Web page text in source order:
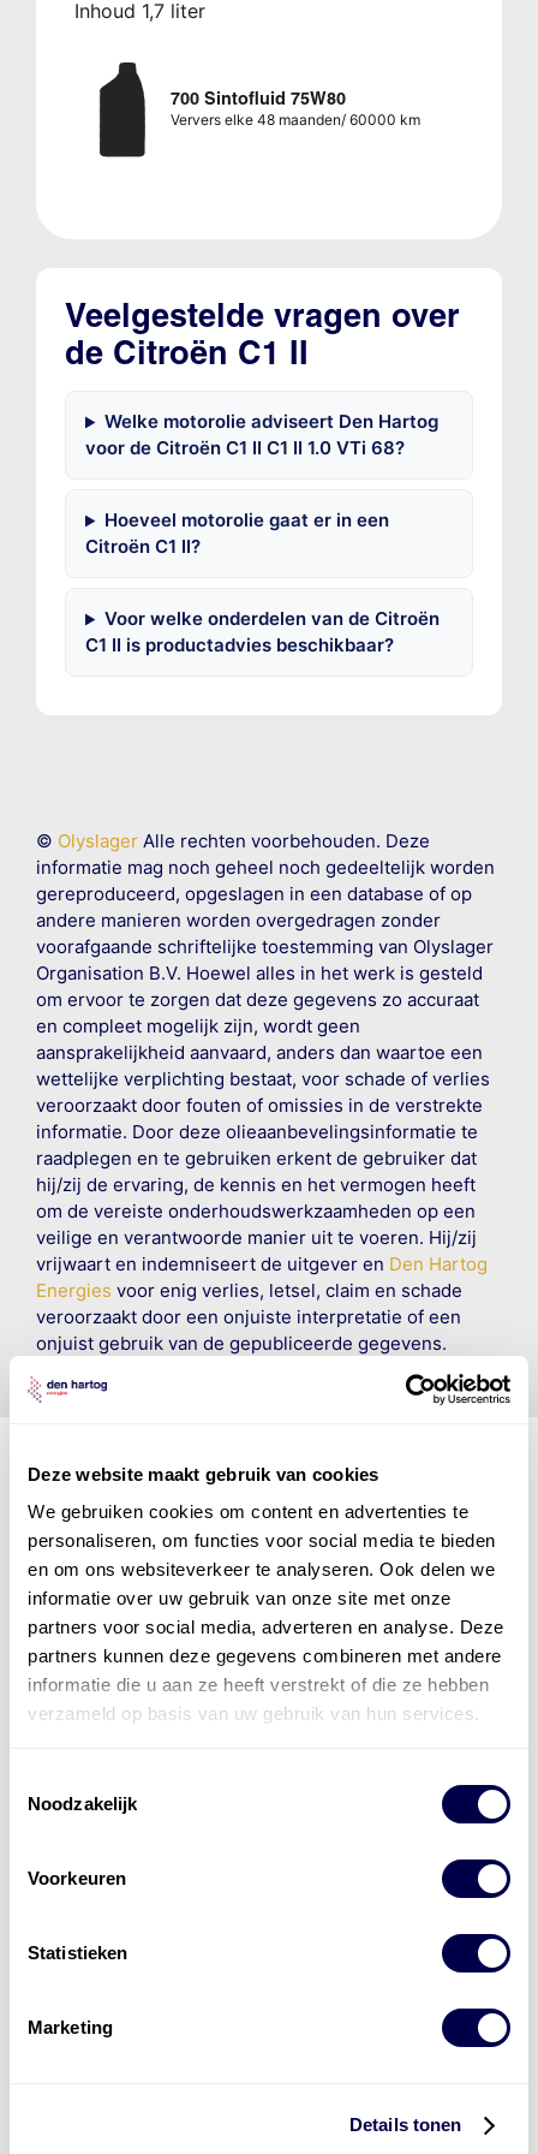
Deze website maakt gebruik van cookies
We gebruiken cookies om content en advertenties te
personaliseren, om functies voor social media te bieden
en om ons websiteverkeer te analyseren. Ook delen we
informatie over uw gebruik van onze site met onze
partners voor social media, adverteren en analyse. Deze
partners kunnen deze gegevens combineren met andere
informatie die u aan ze heeft verstrekt of die ze hebben
verzameld op basis van uw gebruik van hun services.
Noodzakelijk
Voorkeuren
Statistieken
Marketing
Details tonen
Inhoud 1,7 liter
700 Sintofluid 75W80
Ververs elke 48 maanden/ 60000 km
Veelgestelde vragen over
de Citroën C1 II
Welke motorolie adviseert Den Hartog
voor de Citroën C1 II C1 II 1.0 VTi 68?
Hoeveel motorolie gaat er in een
Citroën C1 II?
Voor welke onderdelen van de Citroën
C1 II is productadvies beschikbaar?
© OlyslagerAlle rechten voorbehouden. Deze
informatie mag noch geheel noch gedeeltelijk worden
gereproduceerd, opgeslagen in een database of op
andere manieren worden overgedragen zonder
voorafgaande schriftelijke toestemming van Olyslager
Organisation B.V. Hoewel alles in het werk is gesteld
om ervoor te zorgen dat deze gegevens zo accuraat
en compleet mogelijk zijn, wordt geen
aansprakelijkheid aanvaard, anders dan waartoe een
wettelijke verplichting bestaat, voor schade of verlies
veroorzaakt door fouten of omissies in de verstrekte
informatie. Door deze olieaanbevelingsinformatie te
raadplegen en te gebruiken erkent de gebruiker dat
hij/zij de ervaring, de kennis en het vermogen heeft
om de vereiste onderhoudswerkzaamheden op een
veilige en verantwoorde manier uit te voeren. Hij/zij
vrijwaart en indemniseert de uitgever en Den Hartog
Energies voor enig verlies, letsel, claim en schade
veroorzaakt door een onjuiste interpretatie of een
onjuist gebruik van de gepubliceerde gegevens.
Den Hartog Energies
bestaat uit vier divisies